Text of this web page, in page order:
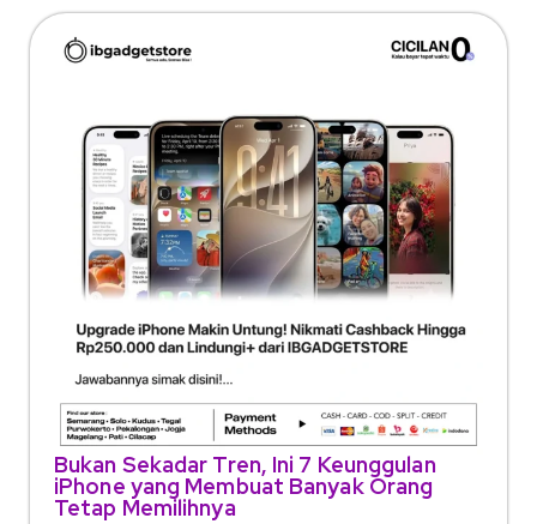
Bukan Sekadar Tren, Ini 7 Keunggulan
iPhone yang Membuat Banyak Orang
Tetap Memilihnya